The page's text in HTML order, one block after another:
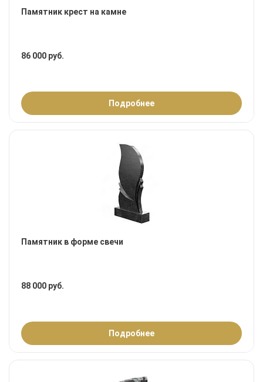
Памятник крест на камне
86 000 руб.
Подробнее
Памятник в форме свечи
88 000 руб.
Подробнее